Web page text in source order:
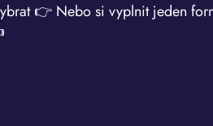
👉 Nebo si vyplnit jeden